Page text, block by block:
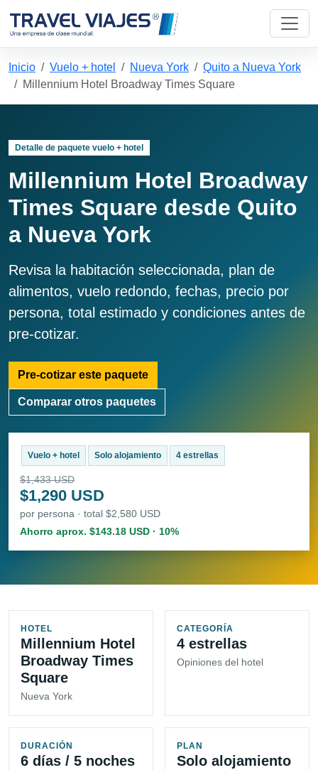
Inicio Vuelo + hotel Nueva York
Quito a Nueva York
Millennium Hotel Broadway Times Square
Detalle de paquete vuelo + hotel
Millennium Hotel Broadway
Times Square desde Quito
a Nueva York
Revisa la habitación seleccionada, plan de
alimentos, vuelo redondo, fechas, precio por
persona, total estimado y condiciones antes de
pre-cotizar.
Pre-cotizar este paquete
Comparar otros paquetes
Vuelo + hotel Solo alojamiento 4 estrellas
$1,433 USD
$1,290 USD
por persona · total $2,580 USD
Ahorro aprox. $143.18 USD · 10%
HOTEL
Millennium Hotel
Broadway Times
Square
Nueva York
CATEGORÍA
4 estrellas
Opiniones del hotel
DURACIÓN
6 días / 5 noches
PLAN
Solo alojamiento